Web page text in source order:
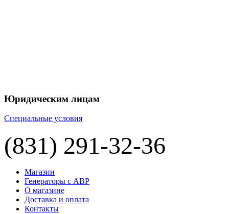
Юридическим лицам
Специальные условия
(831) 291-32-36
Магазин
Генераторы с АВР
О магазине
Доставка и оплата
Контакты